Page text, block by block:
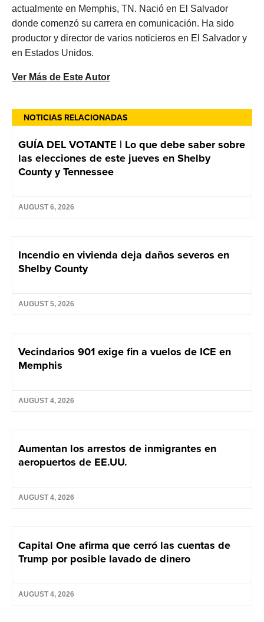
NOTICIAS RELACIONADAS
GUÍA DEL VOTANTE | Lo que debe saber sobre
las elecciones de este jueves en Shelby
County y Tennessee
AUGUST 6, 2026
Incendio en vivienda deja daños severos en
Shelby County
AUGUST 5, 2026
Vecindarios 901 exige fin a vuelos de ICE en
Memphis
AUGUST 4, 2026
Aumentan los arrestos de inmigrantes en
aeropuertos de EE.UU.
AUGUST 4, 2026
Capital One afirma que cerró las cuentas de
Trump por posible lavado de dinero
AUGUST 4, 2026
actualmente en Memphis, TN. Nació en El Salvador
donde comenzó su carrera en comunicación. Ha sido
productor y director de varios noticieros en El Salvador y
en Estados Unidos.
Ver Más de Este Autor